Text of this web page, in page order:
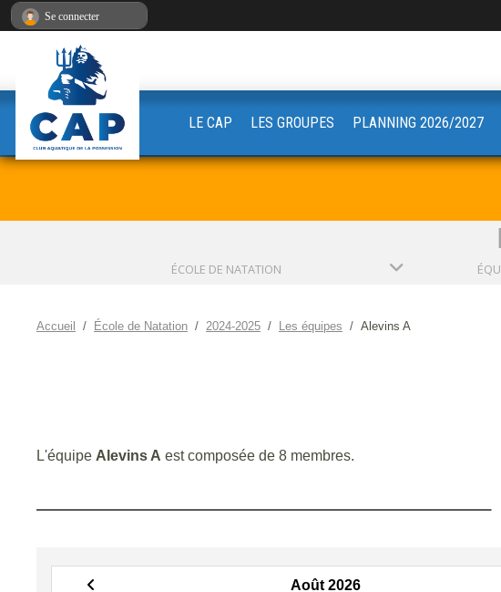
ÉCOLE DE NATATION
Accueil École de Natation 2024-2025 Les équipes Alevins A
L'équipe Alevins A est composée de 8 membres.
Août 2026
LE CAP LES GROUPES PLANNING 2026/2027
Se connecter
Panneau de gestion des cookies